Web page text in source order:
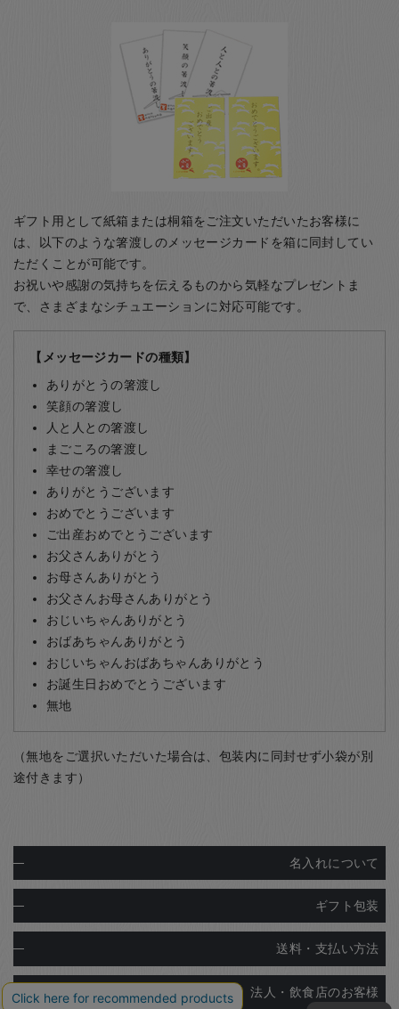
ギフト用として紙箱または桐箱をご注文いただいたお客様に
は、以下のような箸渡しのメッセージカードを箱に同封してい
ただくことが可能です。
お祝いや感謝の気持ちを伝えるものから気軽なプレゼントま
で、さまざまなシチュエーションに対応可能です。
【メッセージカードの種類】
ありがとうの箸渡し
笑顔の箸渡し
人と人との箸渡し
まごころの箸渡し
幸せの箸渡し
ありがとうございます
おめでとうございます
ご出産おめでとうございます
お父さんありがとう
お母さんありがとう
お父さんお母さんありがとう
おじいちゃんありがとう
おばあちゃんありがとう
おじいちゃんおばあちゃんありがとう
お誕生日おめでとうございます
無地
（無地をご選択いただいた場合は、包装内に同封せず小袋が別
途付きます）
名入れについて
ギフト包装
送料・支払い方法
法人・飲食店のお客様